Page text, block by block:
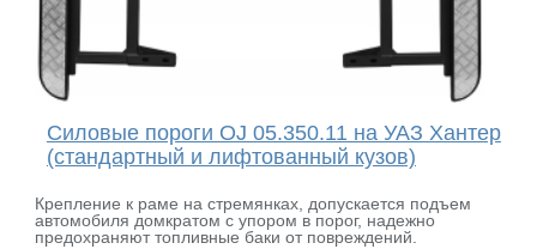
Силовые пороги OJ 05.350.11 на УАЗ Хантер
(стандартный и лифтованный кузов)
Крепление к раме на стремянках, допускается подъем
автомобиля домкратом с упором в порог, надежно
предохраняют топливные баки от повреждений.